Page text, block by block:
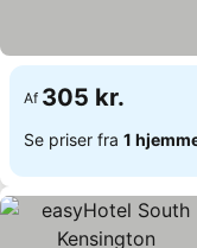
Af 305 kr.
Se priser fra 1